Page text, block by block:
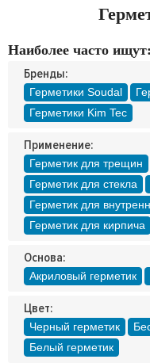
Войти в
Наиболее часто ищут:
Бренды:
Герметики Soudal
Герметики Kim Tec
Применение:
Герметик для трещин
Герметик для стекла
Герметик для
Герметик для кирпича
Основа:
Акриловый герметик
Цвет:
Черный герметик
Белый герметик